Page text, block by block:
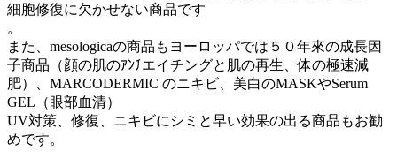
細胞修復に欠かせない商品です
。
また、mesologicaの商品もヨーロッパでは５０年來の成長因
子商品（顔の肌のｱﾝﾁエイチングと肌の再生、体の極速減
肥）、MARCODERMIC のニキビ、美白のMASKやSerum
GEL（眼部血清）
UV対策、修復、ニキビにシミと早い効果の出る商品もお勧
めです。